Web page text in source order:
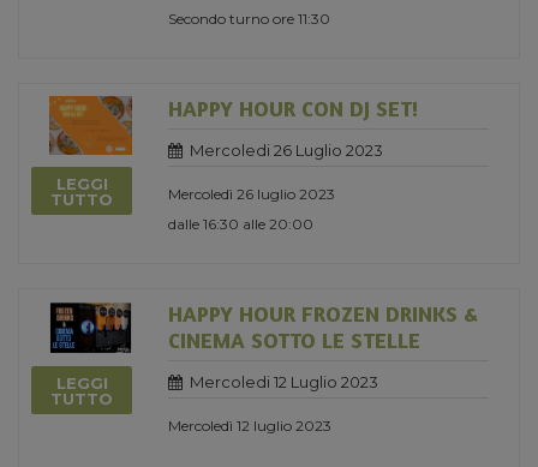
Secondo turno ore 11:30
LEGGI
TUTTO
HAPPY HOUR CON DJ SET!
Mercoledi 26 Luglio 2023
Mercoledì 26 luglio 2023
dalle 16:30 alle 20:00
LEGGI
TUTTO
HAPPY HOUR FROZEN DRINKS &
CINEMA SOTTO LE STELLE
Mercoledi 12 Luglio 2023
Mercoledì 12 luglio 2023